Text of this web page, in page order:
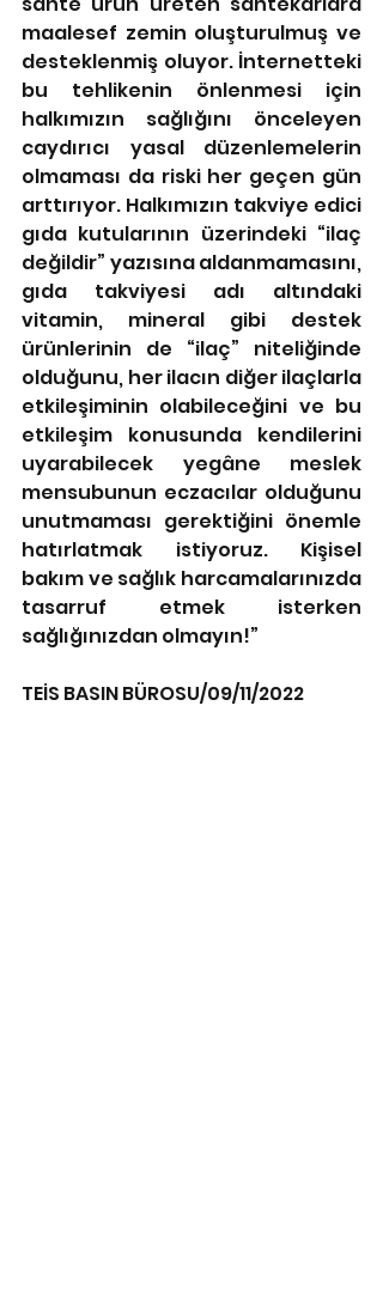
maalesef zemin oluşturulmuş ve
desteklenmiş oluyor. İnternetteki
bu tehlikenin önlenmesi için
halkımızın sağlığını önceleyen
caydırıcı yasal düzenlemelerin
olmaması da riski her geçen gün
arttırıyor. Halkımızın takviye edici
gıda kutularının üzerindeki “ilaç
değildir” yazısına aldanmamasını,
gıda takviyesi adı altındaki
vitamin, mineral gibi destek
ürünlerinin de “ilaç” niteliğinde
olduğunu, her ilacın diğer ilaçlarla
etkileşiminin olabileceğini ve bu
etkileşim konusunda kendilerini
uyarabilecek yegâne meslek
mensubunun eczacılar olduğunu
unutmaması gerektiğini önemle
hatırlatmak istiyoruz. Kişisel
bakım ve sağlık harcamalarınızda
tasarruf etmek isterken
sağlığınızdan olmayın!”
TEİS BASIN BÜROSU/09/11/2022